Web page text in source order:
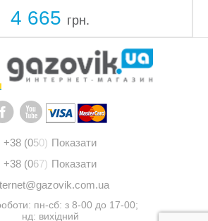
служби — до 20...
4 665 грн.
+38 (050) Показати
+38 (067) Показати
пн-сб: з 8-00 до 17-00;
нд: вихідний